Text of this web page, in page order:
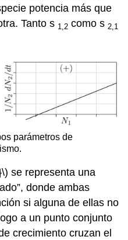
potencia más que
Tanto s 1,2 como s 2,1
parámetros de
se representa una
donde ambas
si alguna de ellas no
a un punto conjunto
crecimiento cruzan el